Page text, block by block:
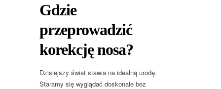
Gdzie
przeprowadzić
korekcję nosa?
Dzisiejszy świat stawia na idealną urodę.
Staramy się wyglądać doskonale bez